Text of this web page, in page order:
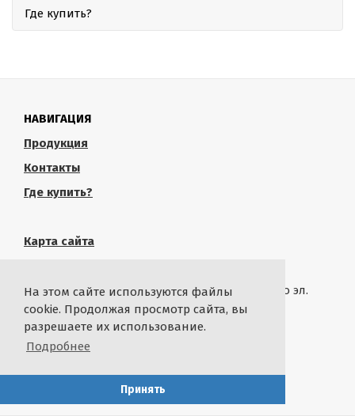
На этом сайте используются файлы
cookie. Продолжая просмотр сайта, вы
разрешаете их использование.
Подробнее
Принять
Где купить?
НАВИГАЦИЯ
Продукция
Контакты
Где купить?
Карта сайта
Связаться с администрацией сайта можно по эл.
почте rustropy.ru@ya.ru
СТАТИСТИКА